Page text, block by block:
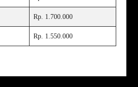
Rp. 1.700.000
Rp. 1.550.000